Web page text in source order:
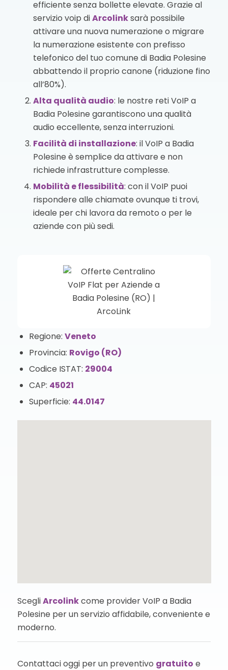
efficiente senza bollette elevate. Grazie al
servizio voip diArcolinksarà possibile
attivare una nuova numerazione o migrare
la numerazione esistente con prefisso
telefonico del tuo comune di Badia Polesine
abbattendo il proprio canone (riduzione fino
all’80%).
Alta qualità audio: le nostre reti VoIP a
Badia Polesine garantiscono una qualità
audio eccellente, senza interruzioni.
Facilità di installazione: il VoIP a Badia
Polesine è semplice da attivare e non
richiede infrastrutture complesse.
Mobilità e flessibilità: con il VoIP puoi
rispondere alle chiamate ovunque ti trovi,
ideale per chi lavora da remoto o per le
aziende con più sedi.
Regione: Veneto
Provincia: Rovigo (RO)
Codice ISTAT: 29004
CAP: 45021
Superficie: 44.0147
ScegliArcolinkcome provider VoIP a Badia
Polesine per un servizio affidabile, conveniente e
moderno.
Contattaci oggi per un preventivo gratuito e